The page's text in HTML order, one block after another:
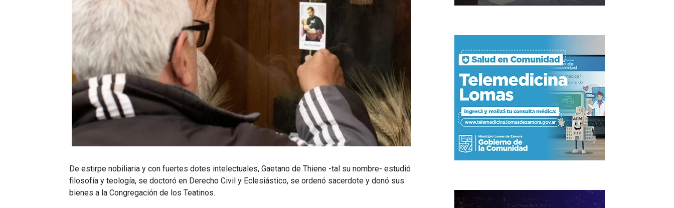
De estirpe nobiliaria y con fuertes dotes intelectuales, Gaetano de Thiene -tal su nombre- estudió
filosofía y teología, se doctoró en Derecho Civil y Eclesiástico, se ordenó sacerdote y donó sus
bienes a la Congregación de los Teatinos.